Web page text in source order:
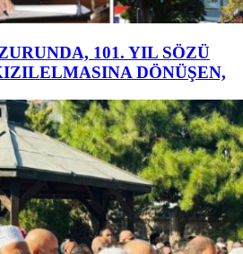
101. YIL SÖZÜ
DÖNÜŞEN,